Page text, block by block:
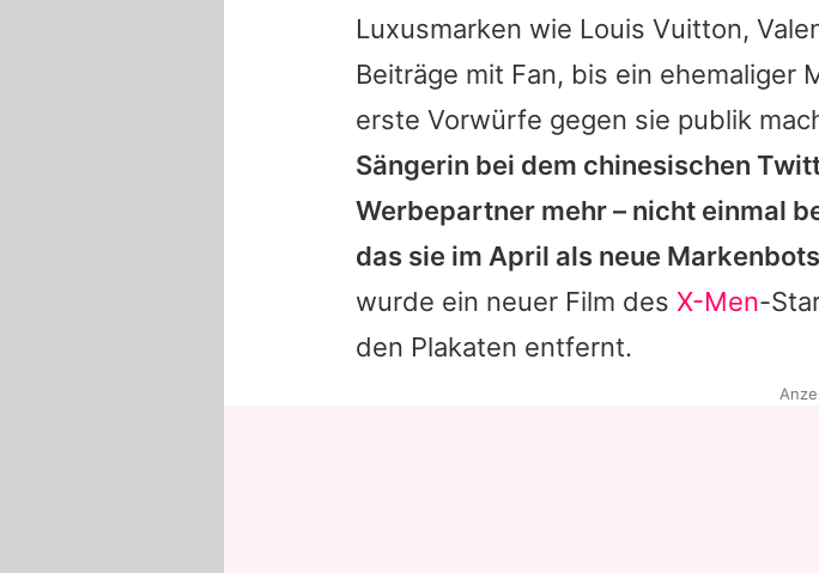
Luxusmarken wie Louis Vuitton,
Beiträge mit Fan, bis ein ehemaliger
erste Vorwürfe gegen sie publik
Sängerin bei dem chinesischen
Werbepartner mehr – nicht einmal
das sie im April als neue
wurde ein neuer Film des X-Men-
den Plakaten entfernt.